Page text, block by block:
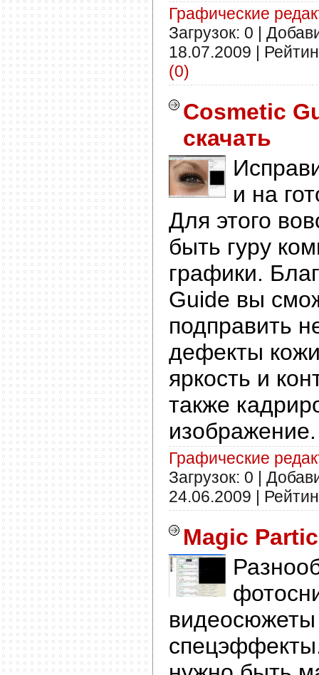
Графические
Загрузок: 0 |
18.07.2009 |
(0)
Cosmetic
скачать
и на
Для этого
быть гуру
графики.
Guide вы
подправить
дефекты
яркость и
также
изображение.
Графические
Загрузок: 0 |
24.06.2009 |
Magic